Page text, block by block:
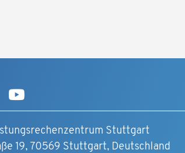
Stuttgart
19, 70569 Stuttgart, Deutschland